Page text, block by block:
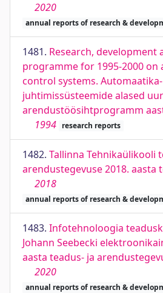
2020
annual reports of research &
1481. Research, development
programme for 1995-2000 on
control systems.
juhtimissüsteemide alased
arendustöösihtprogramm
1994 research reports
1482. Tallinna Tehnikaülikooli
arendustegevuse 2018. aasta
2018
annual reports of research &
1483. Infotehnoloogia
Johann Seebecki
aasta teadus- ja
2020
annual reports of research &